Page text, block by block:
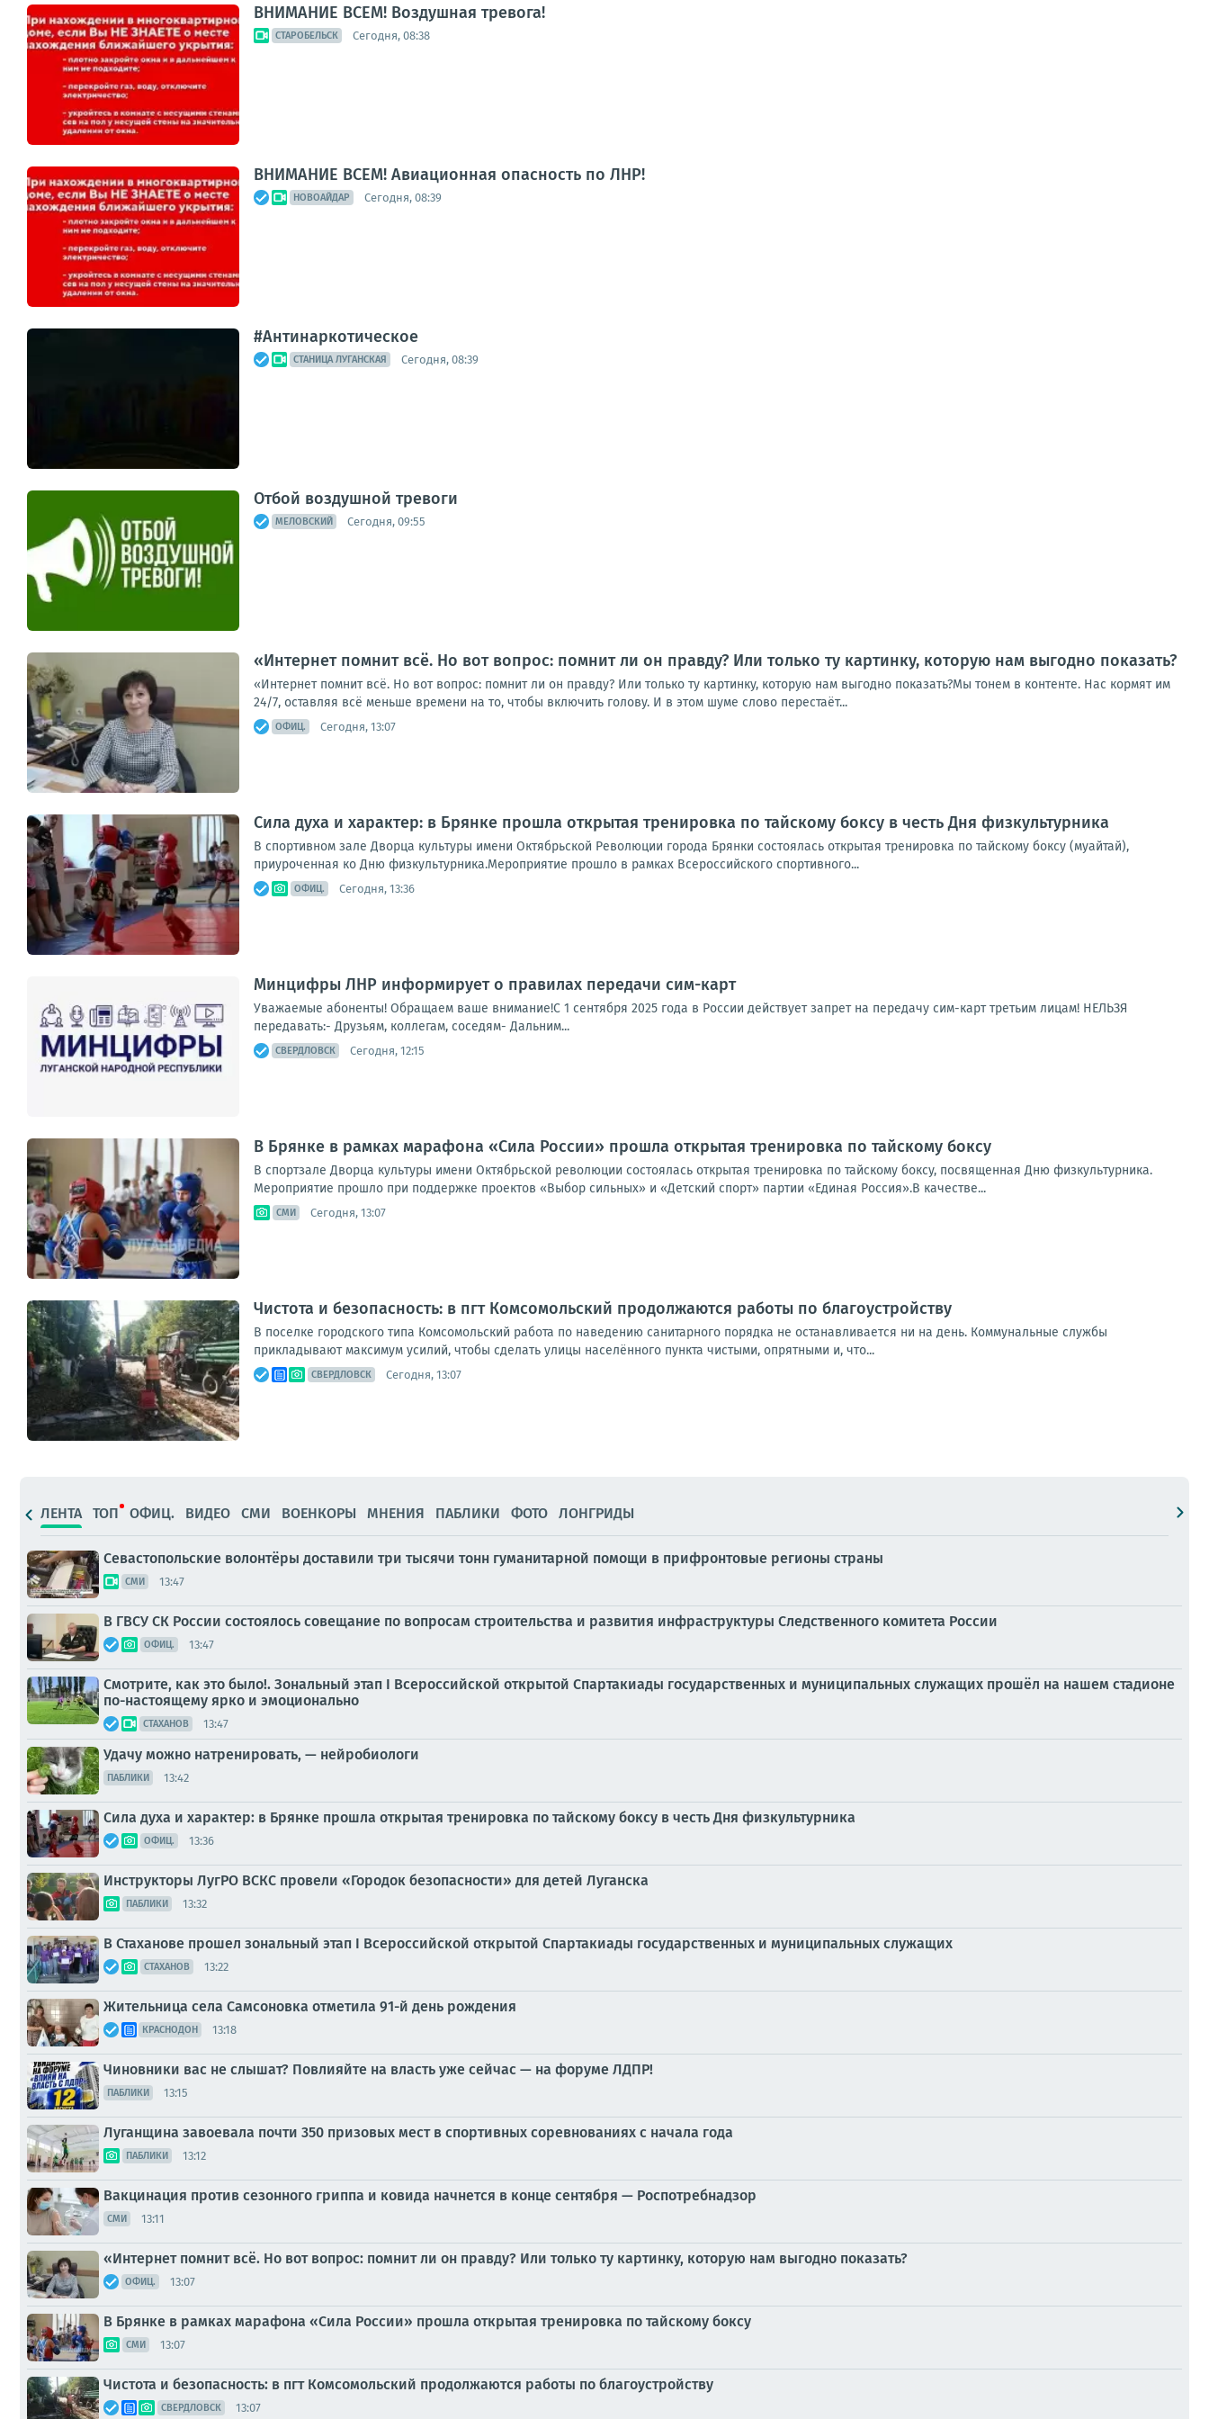
ВНИМАНИЕ ВСЕМ! Воздушная тревога!
СТАРОБЕЛЬСК Сегодня, 08:38
ВНИМАНИЕ ВСЕМ! Авиационная опасность по ЛНР!
НОВОАЙДАР Сегодня, 08:39
#Антинаркотическое
СТАНИЦА ЛУГАНСКАЯ Сегодня, 08:39
Отбой воздушной тревоги
МЕЛОВСКИЙ Сегодня, 09:55
«Интернет помнит всё. Но вот вопрос: помнит ли он правду? Или только ту картинку, которую нам выгодно показать?
«Интернет помнит всё. Но вот вопрос: помнит ли он правду? Или только ту картинку, которую нам выгодно показать?Мы тонем в контенте. Нас кормят им
24/7, оставляя всё меньше времени на то, чтобы включить голову. И в этом шуме слово перестаёт...
ОФИЦ. Сегодня, 13:07
Сила духа и характер: в Брянке прошла открытая тренировка по тайскому боксу в честь Дня физкультурника
В спортивном зале Дворца культуры имени Октябрьской Революции города Брянки состоялась открытая тренировка по тайскому боксу (муайтай),
приуроченная ко Дню физкультурника.Мероприятие прошло в рамках Всероссийского спортивного...
ОФИЦ. Сегодня, 13:36
Минцифры ЛНР информирует о правилах передачи сим-карт
Уважаемые абоненты! Обращаем ваше внимание!С 1 сентября 2025 года в России действует запрет на передачу сим-карт третьим лицам! НЕЛЬЗЯ
передавать:- Друзьям, коллегам, соседям- Дальним...
СВЕРДЛОВСК Сегодня, 12:15
В Брянке в рамках марафона «Сила России» прошла открытая тренировка по тайскому боксу
В спортзале Дворца культуры имени Октябрьской революции состоялась открытая тренировка по тайскому боксу, посвященная Дню физкультурника.
Мероприятие прошло при поддержке проектов «Выбор сильных» и «Детский спорт» партии «Единая Россия».В качестве...
СМИ Сегодня, 13:07
Чистота и безопасность: в пгт Комсомольский продолжаются работы по благоустройству
В поселке городского типа Комсомольский работа по наведению санитарного порядка не останавливается ни на день. Коммунальные службы
прикладывают максимум усилий, чтобы сделать улицы населённого пункта чистыми, опрятными и, что...
СВЕРДЛОВСК Сегодня, 13:07
ЛЕНТА ТОП ОФИЦ. ВИДЕО СМИ ВОЕНКОРЫ МНЕНИЯ ПАБЛИКИ ФОТО ЛОНГРИДЫ
Севастопольские волонтёры доставили три тысячи тонн гуманитарной помощи в прифронтовые регионы страны
СМИ 13:47
В ГВСУ СК России состоялось совещание по вопросам строительства и развития инфраструктуры Следственного комитета России
ОФИЦ. 13:47
Смотрите, как это было!. Зональный этап I Всероссийской открытой Спартакиады государственных и муниципальных служащих прошёл на нашем стадионе
по-настоящему ярко и эмоционально
СТАХАНОВ 13:47
Удачу можно натренировать, — нейробиологи
ПАБЛИКИ 13:42
Сила духа и характер: в Брянке прошла открытая тренировка по тайскому боксу в честь Дня физкультурника
ОФИЦ. 13:36
Инструкторы ЛугРО ВСКС провели «Городок безопасности» для детей Луганска
ПАБЛИКИ 13:32
В Стаханове прошел зональный этап I Всероссийской открытой Спартакиады государственных и муниципальных служащих
СТАХАНОВ 13:22
Жительница села Самсоновка отметила 91-й день рождения
КРАСНОДОН 13:18
Чиновники вас не слышат? Повлияйте на власть уже сейчас — на форуме ЛДПР!
ПАБЛИКИ 13:15
Луганщина завоевала почти 350 призовых мест в спортивных соревнованиях с начала года
ПАБЛИКИ 13:12
Вакцинация против сезонного гриппа и ковида начнется в конце сентября — Роспотребнадзор
СМИ 13:11
«Интернет помнит всё. Но вот вопрос: помнит ли он правду? Или только ту картинку, которую нам выгодно показать?
ОФИЦ. 13:07
В Брянке в рамках марафона «Сила России» прошла открытая тренировка по тайскому боксу
СМИ 13:07
Чистота и безопасность: в пгт Комсомольский продолжаются работы по благоустройству
СВЕРДЛОВСК 13:07